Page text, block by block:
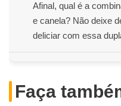
Afinal, qual é a
e canela? Não deixe
deliciar com essa
Faça